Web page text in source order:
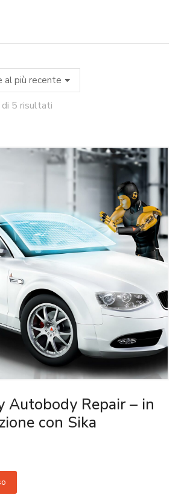
di 5 risultati
Autobody Repair – in
con Sika